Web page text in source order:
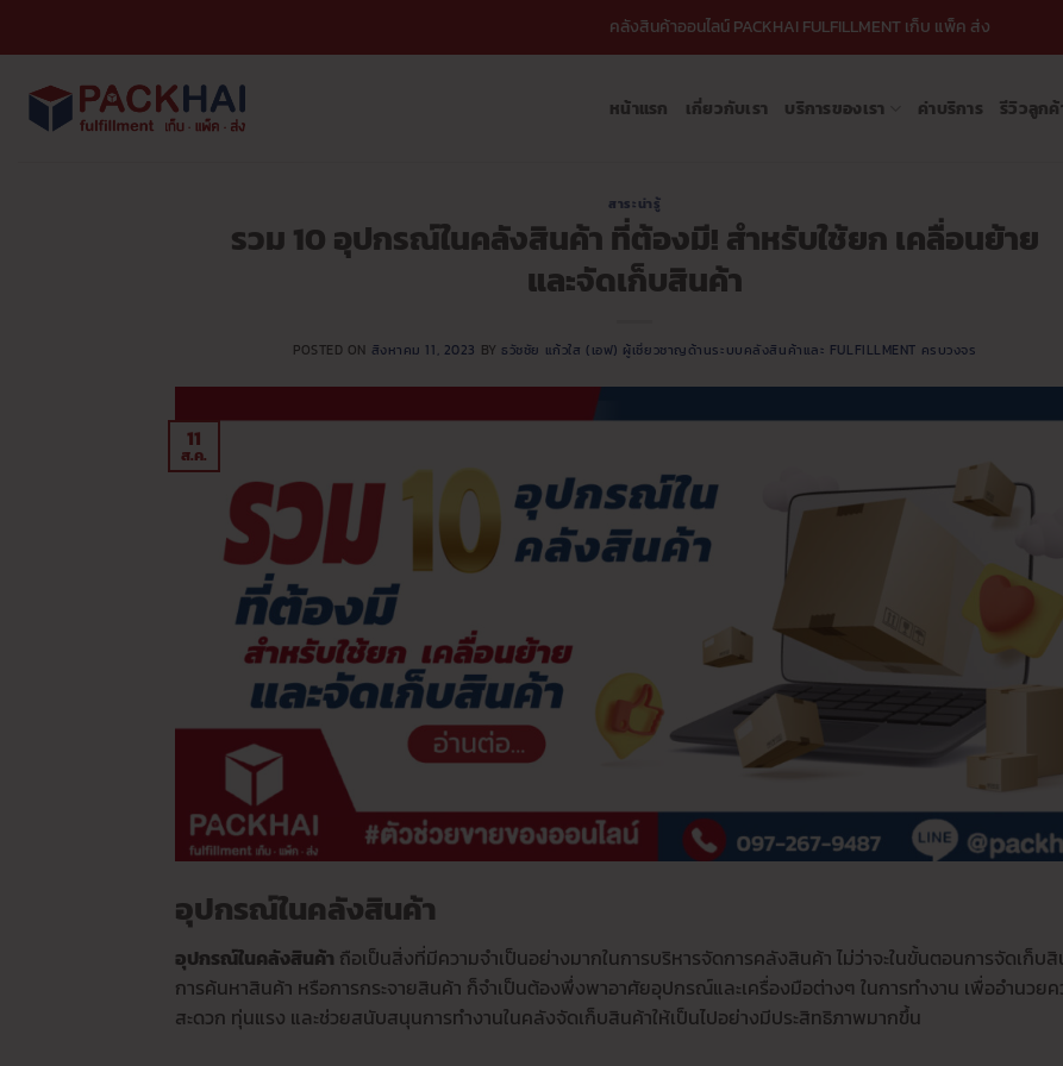
เนื้อหา
คลังสินค้าออนไลน์ PACKHAI FULFILLMENT เก็บ แพ็ค ส่ง
หน้าแรก เกี่ยวกับเรา บริการของเรา ค่าบริการ รีวิวลูกค้
สาระน่ารู้
รวม 10 อุปกรณ์ในคลังสินค้า ที่ต้องมี! สำหรับใช้ยก เคลื่อนย้าย
และจัดเก็บสินค้า
POSTED ON สิงหาคม 11, 2023 BY ธวัชชัย แก้วใส (เอฟ) ผู้เชี่ยวชาญด้านระบบคลังสินค้าและ FULFILLMENT ครบวงจร
11
ส.ค.
อุปกรณ์ในคลังสินค้า
อุปกรณ์ในคลังสินค้า ถือเป็นสิ่งที่มีความจำเป็นอย่างมากในการบริหารจัดการคลังสินค้า ไม่ว่าจะในขั้นตอนการจัดเก็บ
การค้นหาสินค้า หรือการกระจายสินค้า ก็จำเป็นต้องพึ่งพาอาศัยอุปกรณ์และเครื่องมือต่างๆ ในการทำงาน เพื่ออำนวยค
สะดวก ทุ่นแรง และช่วยสนับสนุนการทำงานในคลังจัดเก็บสินค้าให้เป็นไปอย่างมีประสิทธิภาพมากขึ้น